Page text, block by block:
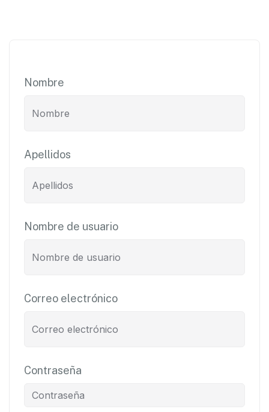
Nombre
Apellidos
Nombre de usuario
Correo electrónico
Contraseña